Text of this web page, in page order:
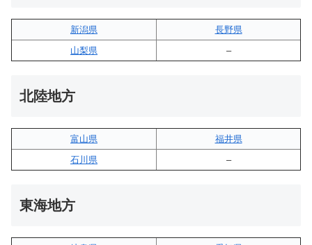
新潟県
長野県
山梨県
–
北陸地方
富山県
福井県
石川県
–
東海地方